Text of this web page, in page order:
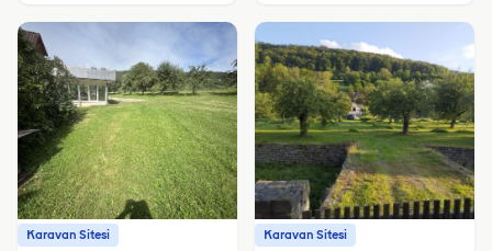
Karavan Sitesi Karavan Sitesi